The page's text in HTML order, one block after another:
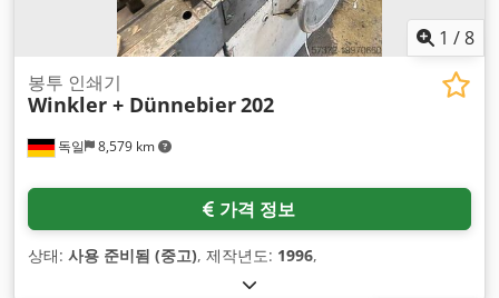
1 /8
독일 8,579 km
봉투 인쇄기
Winkler + Dünnebier202
가격 정보
상태: 사용 준비됨 (중고), 제작년도: 1996,